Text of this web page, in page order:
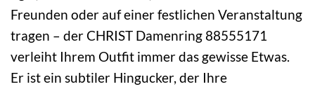
Freunden oder auf einer festlichen Veranstaltung
tragen – der CHRIST Damenring 88555171
verleiht Ihrem Outfit immer das gewisse Etwas.
Er ist ein subtiler Hingucker, der Ihre